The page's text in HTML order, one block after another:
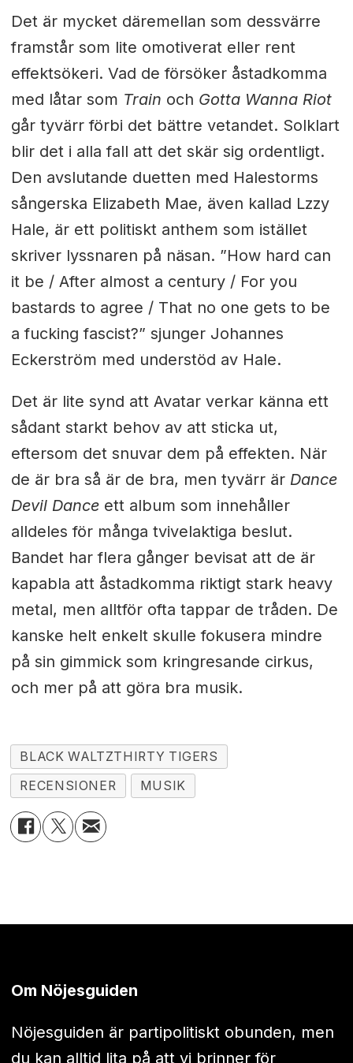
Det är mycket däremellan som dessvärre
framstår som lite omotiverat eller rent
effektsökeri. Vad de försöker åstadkomma
med låtar som Train och Gotta Wanna Riot
går tyvärr förbi det bättre vetandet. Solklart
blir det i alla fall att det skär sig ordentligt.
Den avslutande duetten med Halestorms
sångerska Elizabeth Mae, även kallad Lzzy
Hale, är ett politiskt anthem som istället
skriver lyssnaren på näsan. ”How hard can
it be / After almost a century / For you
bastards to agree / That no one gets to be
a fucking fascist?” sjunger Johannes
Eckerström med understöd av Hale.
Det är lite synd att Avatar verkar känna ett
sådant starkt behov av att sticka ut,
eftersom det snuvar dem på effekten. När
de är bra så är de bra, men tyvärr är Dance
Devil Danceett album som innehåller
alldeles för många tvivelaktiga beslut.
Bandet har flera gånger bevisat att de är
kapabla att åstadkomma riktigt stark heavy
metal, men alltför ofta tappar de tråden. De
kanske helt enkelt skulle fokusera mindre
på sin gimmick som kringresande cirkus,
och mer på att göra bra musik.
BLACK WALTZTHIRTY TIGERS
RECENSIONER
MUSIK
Om Nöjesguiden
Nöjesguiden är partipolitiskt obunden, men
du kan alltid lita på att vi brinner för